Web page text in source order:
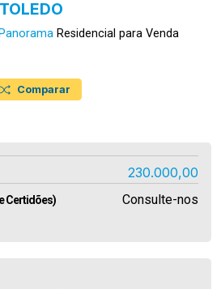
Residencial para Venda
Comparar
230.000,00
Certidões) Consulte-nos